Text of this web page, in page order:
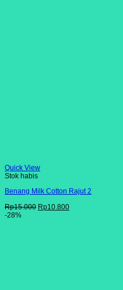
Quick View
Stok habis
Benang Milk Cotton Rajut 2
Rp15.000 Harga
Rp10.800Harga
-28%